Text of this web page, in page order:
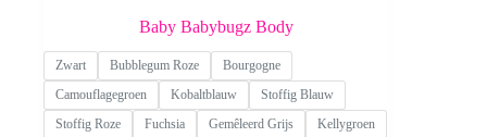
Baby Babybugz Body
Zwart Bubblegum Roze
Bourgogne
Camouflagegroen
Kobaltblauw
Stoffig Blauw
Stoffig Roze
Fuchsia Gemêleerd Grijs Kellygroen